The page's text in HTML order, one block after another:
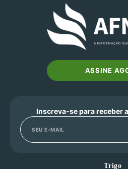
ASSINE
Inscreva-se para receber
Trigo